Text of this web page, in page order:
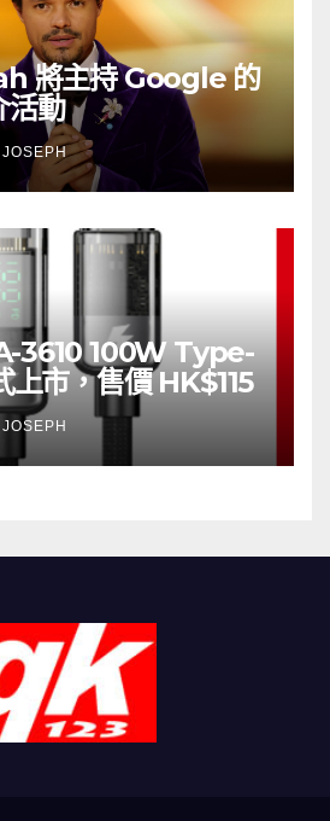
將主持 Google 的
活動
JOSEPH
3610 100W Type-
上市，售價 HK$115
JOSEPH